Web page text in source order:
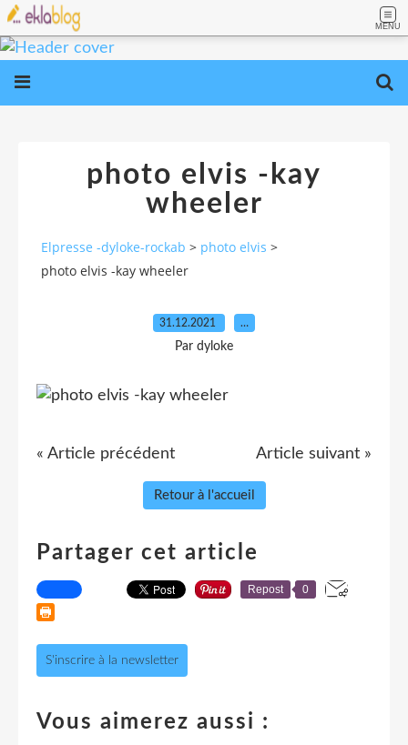
MENU
photo elvis -kay
wheeler
Elpresse -dyloke-rockab > photo elvis >
photo elvis -kay wheeler
31.12.2021 …
Par dyloke
« Article précédent Article suivant »
Retour à l'accueil
Partager cet article
Repost 0
S'inscrire à la newsletter
Vous aimerez aussi :